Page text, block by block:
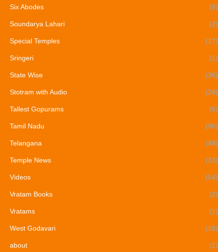
Six Abodes (8)
Soundarya Lahari (2)
Special Temples (17)
Sringeri (1)
State Wise (36)
Stotram with Audio (24)
Tallest Gopurams (6)
Tamil Nadu (96)
Telangana (49)
Temple News (33)
Videos (54)
Vratam Books (2)
Vratams (1)
West Godavari (18)
about (1)